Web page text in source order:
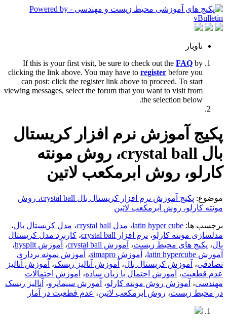
ناوبار
If this is your first visit, be sure to check out the FAQ by
clicking the link above. You may have to register before you
can post: click the register link above to proceed. To start
viewing messages, select the forum that you want to visit from
the selection below.
پکیج آموزش نرم افزار کریستال
بال crystal ball، روش مونته
کارلو، روش ابرمکعب لاتین
موضوع:
پکیج آموزش نرم افزار کریستال بال crystal ball، روش
مونته کارلو، روش ابرمکعب لاتین
برچسب ها: latin hyper cube، مدل crystal ball ، مدل کریستال بال،
مدلسازی مونته کارلو، نرم افزار crystal ball ، کاربرد مدل کریستال
بال، پکیج های محیط زیست، آموزش crystal ball ، آموزش hysplit
،
آموزش latin hypercube
، آموزش simapro ، آموزش نمونه برداری
تصادفی، آموزش کریستال بال، آموزش آنالیز ریسک، آموزش آنالیز
عدم قطعیت، آموزش احتمال با زبان ساده، آموزش احتمالات
مهندسی، آموزش روش مونته کارلو، آموزش سیماپرو، آنالیز ریسک
در محیط زیست، روش ابرمکعب لاتین، عدم قطعیت در آمار